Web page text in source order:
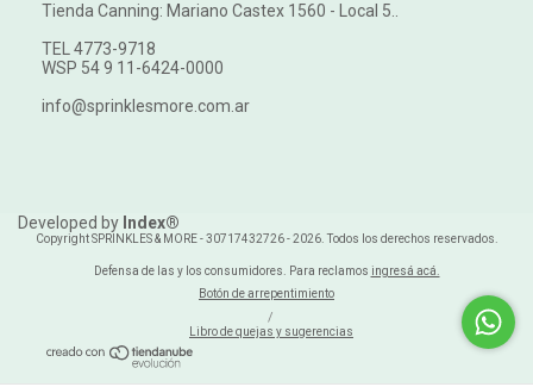
Tienda Canning: Mariano Castex 1560 - Local 5..
TEL 4773-9718
WSP 54 9 11-6424-0000
info@sprinklesmore.com.ar
Developed by Index®
Copyright SPRINKLES & MORE - 30717432726 - 2026. Todos los derechos reservados.
Defensa de las y los consumidores. Para reclamos ingresá acá.
Botón de arrepentimiento
/
Libro de quejas y sugerencias